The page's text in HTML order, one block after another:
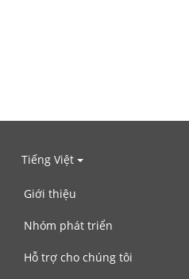
Tiếng Việt
Giới thiệu
Nhóm phát triển
Hỗ trợ cho chúng tôi